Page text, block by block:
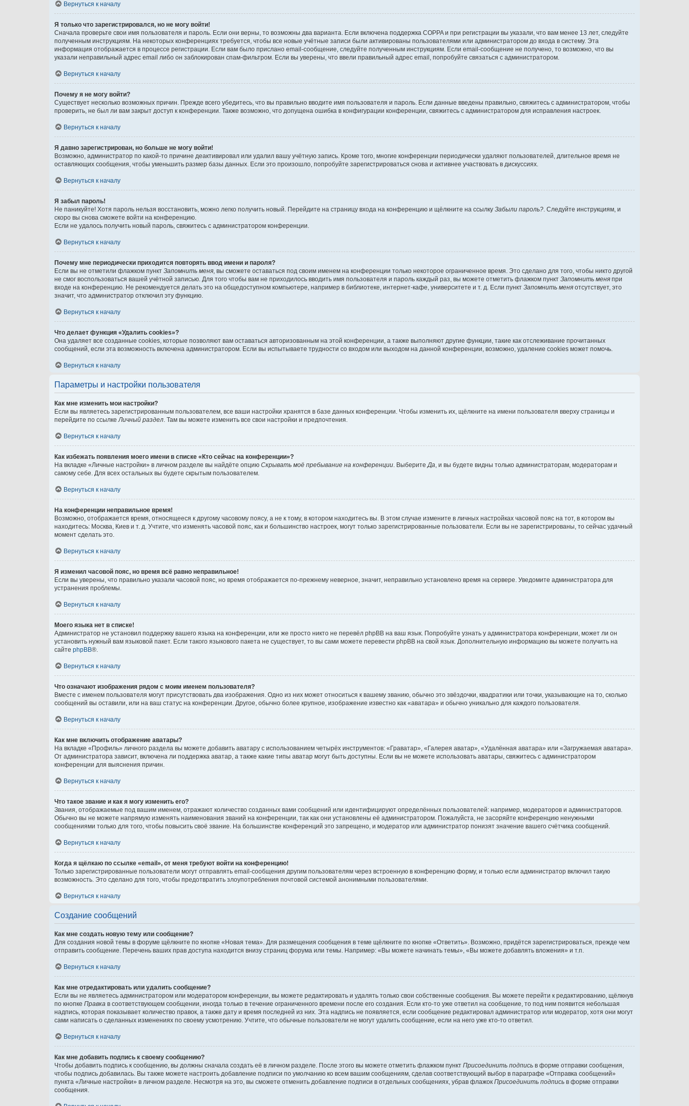
Вернуться к началу
Я только что зарегистрировался, но не могу войти!
Сначала проверьте свои имя пользователя и пароль. Если они верны, то возможны два варианта. Если включена поддержка COPPA и при регистрации вы указали, что вам менее 13 лет, следуйте
полученным инструкциям. На некоторых конференциях требуется, чтобы все новые учётные записи были активированы пользователями или администратором до входа в систему. Эта
информация отображается в процессе регистрации. Если вам было прислано email-сообщение, следуйте полученным инструкциям. Если email-сообщение не получено, то возможно, что вы
указали неправильный адрес email либо он заблокирован спам-фильтром. Если вы уверены, что ввели правильный адрес email, попробуйте связаться с администратором.
Вернуться к началу
Почему я не могу войти?
Существует несколько возможных причин. Прежде всего убедитесь, что вы правильно вводите имя пользователя и пароль. Если данные введены правильно, свяжитесь с администратором, чтобы
проверить, не был ли вам закрыт доступ к конференции. Также возможно, что допущена ошибка в конфигурации конференции, свяжитесь с администратором для исправления настроек.
Вернуться к началу
Я давно зарегистрирован, но больше не могу войти!
Возможно, администратор по какой-то причине деактивировал или удалил вашу учётную запись. Кроме того, многие конференции периодически удаляют пользователей, длительное время не
оставляющих сообщения, чтобы уменьшить размер базы данных. Если это произошло, попробуйте зарегистрироваться снова и активнее участвовать в дискуссиях.
Вернуться к началу
Я забыл пароль!
Не паникуйте! Хотя пароль нельзя восстановить, можно легко получить новый. Перейдите на страницу входа на конференцию и щёлкните на ссылку Забыли пароль?. Следуйте инструкциям, и
скоро вы снова сможете войти на конференцию.
Если не удалось получить новый пароль, свяжитесь с администратором конференции.
Вернуться к началу
Почему мне периодически приходится повторять ввод имени и пароля?
Если вы не отметили флажком пункт Запомнить меня, вы сможете оставаться под своим именем на конференции только некоторое ограниченное время. Это сделано для того, чтобы никто другой
не смог воспользоваться вашей учётной записью. Для того чтобы вам не приходилось вводить имя пользователя и пароль каждый раз, вы можете отметить флажком пункт Запомнить меня при
входе на конференцию. Не рекомендуется делать это на общедоступном компьютере, например в библиотеке, интернет-кафе, университете и т. д. Если пункт Запомнить меня отсутствует, это
значит, что администратор отключил эту функцию.
Вернуться к началу
Что делает функция «Удалить cookies»?
Она удаляет все созданные cookies, которые позволяют вам оставаться авторизованным на этой конференции, а также выполняют другие функции, такие как отслеживание прочитанных
сообщений, если эта возможность включена администратором. Если вы испытываете трудности со входом или выходом на данной конференции, возможно, удаление cookies может помочь.
Вернуться к началу
Параметры и настройки пользователя
Как мне изменить мои настройки?
Если вы являетесь зарегистрированным пользователем, все ваши настройки хранятся в базе данных конференции. Чтобы изменить их, щёлкните на имени пользователя вверху страницы и
перейдите по ссылкеЛичный раздел. Там вы можете изменить все свои настройки и предпочтения.
Вернуться к началу
Как избежать появления моего имени в списке «Кто сейчас на конференции»?
На вкладке «Личные настройки» в личном разделе вы найдёте опцию Скрывать моё пребывание на конференции. ВыберитеДа, и вы будете видны только администраторам, модераторам и
самому себе. Для всех остальных вы будете скрытым пользователем.
Вернуться к началу
На конференции неправильное время!
Возможно, отображается время, относящееся к другому часовому поясу, а не к тому, в котором находитесь вы. В этом случае измените в личных настройках часовой пояс на тот, в котором вы
находитесь: Москва, Киев и т. д. Учтите, что изменять часовой пояс, как и большинство настроек, могут только зарегистрированные пользователи. Если вы не зарегистрированы, то сейчас удачный
момент сделать это.
Вернуться к началу
Я изменил часовой пояс, но время всё равно неправильное!
Если вы уверены, что правильно указали часовой пояс, но время отображается по-прежнему неверное, значит, неправильно установлено время на сервере. Уведомите администратора для
устранения проблемы.
Вернуться к началу
Моего языка нет в списке!
Администратор не установил поддержку вашего языка на конференции, или же просто никто не перевёл phpBB на ваш язык. Попробуйте узнать у администратора конференции, может ли он
установить нужный вам языковой пакет. Если такого языкового пакета не существует, то вы сами можете перевести phpBB на свой язык. Дополнительную информацию вы можете получить на
сайте phpBB®.
Вернуться к началу
Что означают изображения рядом с моим именем пользователя?
Вместе с именем пользователя могут присутствовать два изображения. Одно из них может относиться к вашему званию, обычно это звёздочки, квадратики или точки, указывающие на то, сколько
сообщений вы оставили, или на ваш статус на конференции. Другое, обычно более крупное, изображение известно как «аватара» и обычно уникально для каждого пользователя.
Вернуться к началу
Как мне включить отображение аватары?
На вкладке «Профиль» личного раздела вы можете добавить аватару с использованием четырёх инструментов: «Граватар», «Галерея аватар», «Удалённая аватара» или «Загружаемая аватара».
От администратора зависит, включена ли поддержка аватар, а также какие типы аватар могут быть доступны. Если вы не можете использовать аватары, свяжитесь с администратором
конференции для выяснения причин.
Вернуться к началу
Что такое звание и как я могу изменить его?
Звания, отображаемые под вашим именем, отражают количество созданных вами сообщений или идентифицируют определённых пользователей: например, модераторов и администраторов.
Обычно вы не можете напрямую изменять наименования званий на конференции, так как они установлены её администратором. Пожалуйста, не засоряйте конференцию ненужными
сообщениями только для того, чтобы повысить своё звание. На большинстве конференций это запрещено, и модератор или администратор понизят значение вашего счётчика сообщений.
Вернуться к началу
Когда я щёлкаю по ссылке «email», от меня требуют войти на конференцию!
Только зарегистрированные пользователи могут отправлять email-сообщения другим пользователям через встроенную в конференцию форму, и только если администратор включил такую
возможность. Это сделано для того, чтобы предотвратить злоупотребления почтовой системой анонимными пользователями.
Вернуться к началу
Создание сообщений
Как мне создать новую тему или сообщение?
Для создания новой темы в форуме щёлкните по кнопке «Новая тема». Для размещения сообщения в теме щёлкните по кнопке «Ответить». Возможно, придётся зарегистрироваться, прежде чем
отправить сообщение. Перечень ваших прав доступа находится внизу страниц форума или темы. Например: «Вы можете начинать темы», «Вы можете добавлять вложения» и т.п.
Вернуться к началу
Как мне отредактировать или удалить сообщение?
Если вы не являетесь администратором или модератором конференции, вы можете редактировать и удалять только свои собственные сообщения. Вы можете перейти к редактированию, щёлкнув
по кнопке Правка в соответствующем сообщении, иногда только в течение ограниченного времени после его создания. Если кто-то уже ответил на сообщение, то под ним появится небольшая
надпись, которая показывает количество правок, а также дату и время последней из них. Эта надпись не появляется, если сообщение редактировал администратор или модератор, хотя они могут
сами написать о сделанных изменениях по своему усмотрению. Учтите, что обычные пользователи не могут удалить сообщение, если на него уже кто-то ответил.
Вернуться к началу
Как мне добавить подпись к своему сообщению?
Чтобы добавить подпись к сообщению, вы должны сначала создать её в личном разделе. После этого вы можете отметить флажком пункт Присоединить подпись в форме отправки сообщения,
чтобы подпись добавилась. Вы также можете настроить добавление подписи по умолчанию ко всем вашим сообщениям, сделав соответствующий выбор в параграфе «Отправка сообщений»
пункта «Личные настройки» в личном разделе. Несмотря на это, вы сможете отменить добавление подписи в отдельных сообщениях, убрав флажок Присоединить подпись в форме отправки
сообщения.